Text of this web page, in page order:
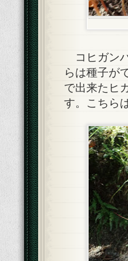
コヒガン
らは種子が
で出来たヒ
す。こちら